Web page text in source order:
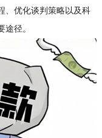
、优化谈判策略以及科
径。